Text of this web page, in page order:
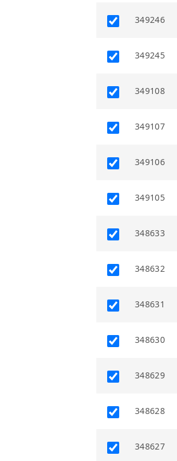
349246
349245
349108
349107
349106
349105
348633
348632
348631
348630
348629
348628
348627